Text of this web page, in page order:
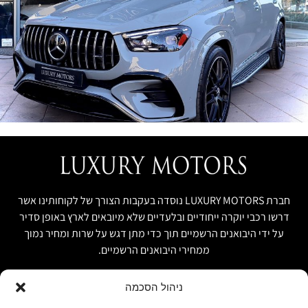
ניהול הסכמה
חברת LUXURY MOTORS נוסדה בעקבות הצורך של לקוחותינו אשר
דרשו רכבי יוקרה ייחודיים ובלעדיים שלא מיובאים לארץ באופן סדיר
על ידי היבואנים הרשמיים תוך כדי מתן דגש על שרות ומחיר נמוך
ממחירי היבואנים הרשמיים.